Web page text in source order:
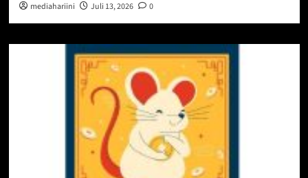
mediahariini Juli 13, 2026 0